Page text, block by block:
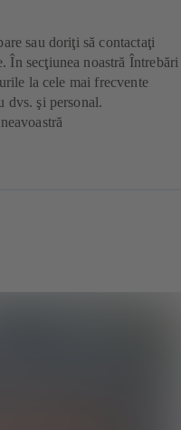
sau doriţi să contactaţi
În secţiunea noastră Întrebări
la cele mai frecvente
dvs. şi personal.